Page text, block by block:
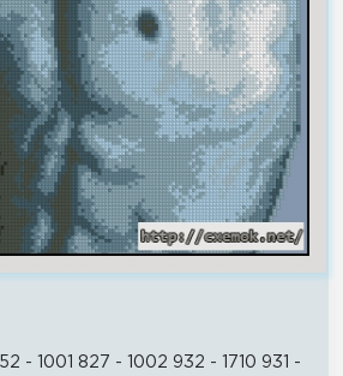
- 1001 827 - 1002 932 - 1710 931 -